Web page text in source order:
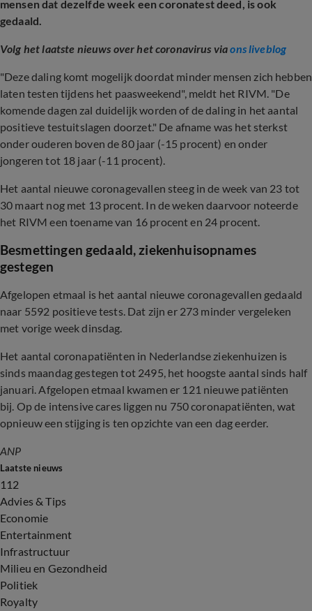
mensen dat dezelfde week een coronatest deed, is ook
gedaald.
Volg het laatste nieuws over het coronavirus viaons liveblog
"Deze daling komt mogelijk doordat minder mensen zich hebben
laten testen tijdens het paasweekend", meldt het RIVM. "De
komende dagen zal duidelijk worden of de daling in het aantal
positieve testuitslagen doorzet." De afname was het sterkst
onder ouderen boven de 80 jaar (-15 procent) en onder
jongeren tot 18 jaar (-11 procent).
Het aantal nieuwe coronagevallen steeg in de week van 23 tot
30 maart nog met 13 procent. In de weken daarvoor noteerde
het RIVM een toename van 16 procent en 24 procent.
Besmettingen gedaald, ziekenhuisopnames
gestegen
Afgelopen etmaal is het aantal nieuwe coronagevallen gedaald
naar 5592 positieve tests. Dat zijn er 273 minder vergeleken
met vorige week dinsdag.
Het aantal coronapatiënten in Nederlandse ziekenhuizen is
sinds maandag gestegen tot 2495, het hoogste aantal sinds half
januari. Afgelopen etmaal kwamen er 121 nieuwe patiënten
bij. Op de intensive cares liggen nu 750 coronapatiënten, wat
opnieuw een stijging is ten opzichte van een dag eerder.
ANP
Laatste nieuws
112
Advies & Tips
Economie
Entertainment
Infrastructuur
Milieu en Gezondheid
Politiek
Royalty